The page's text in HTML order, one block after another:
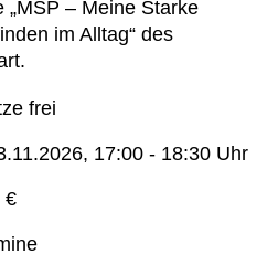
„MSP – Meine Starke
im Alltag“ des
17:00 - 18:30 Uhr
€